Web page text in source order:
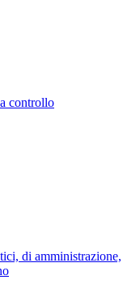
controllo
di amministrazione,